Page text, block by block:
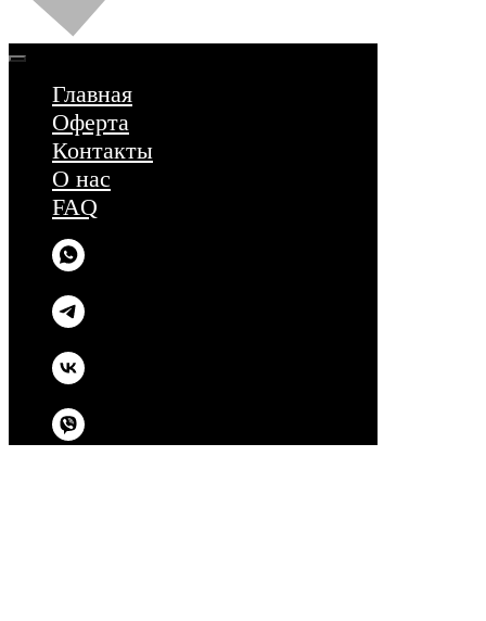
Главная
Оферта
Контакты
О нас
FAQ